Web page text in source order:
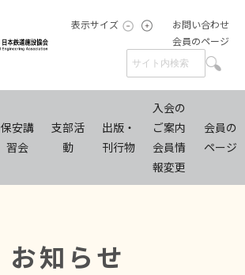
表示サイズ
お問い合わせ
会員のページ
保安講
習会
支部活
動
出版・
刊行物
入会の
ご案内
会員情
報変更
会員の
ページ
お知らせ